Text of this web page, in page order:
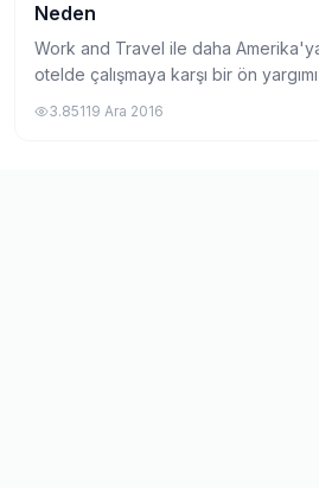
Neden
Work and Travel ile daha
otelde çalışmaya karşı bir ön
3.85119 Ara 2016